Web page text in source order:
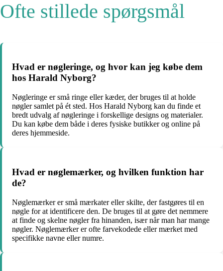
Ofte stillede spørgsmål
Hvad er nøgleringe, og hvor kan jeg købe dem
hos Harald Nyborg?
Nøgleringe er små ringe eller kæder, der bruges til at holde
nøgler samlet på ét sted. Hos Harald Nyborg kan du finde et
bredt udvalg af nøgleringe i forskellige designs og materialer.
Du kan købe dem både i deres fysiske butikker og online på
deres hjemmeside.
Hvad er nøglemærker, og hvilken funktion har
de?
Nøglemærker er små mærkater eller skilte, der fastgøres til en
nøgle for at identificere den. De bruges til at gøre det nemmere
at finde og skelne nøgler fra hinanden, især når man har mange
nøgler. Nøglemærker er ofte farvekodede eller mærket med
specifikke navne eller numre.